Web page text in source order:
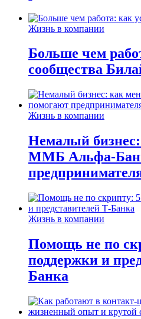
Жизнь в компании
Больше чем
сообщества
Жизнь в компании
Немалый
ММБ Альфа-
Жизнь в компании
Помощь не по
поддержки и
Банка